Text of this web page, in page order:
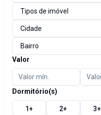
Tipos de imóvel
Cidade
Bairro
Valor
Dormitório(s)
1+ 2+ 3+